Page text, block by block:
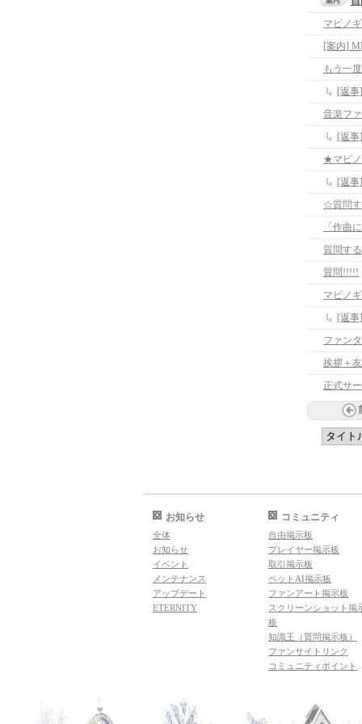
マビノ
[案内]
もう一
[返
音楽フ
[返
★マビ
[返
☆質問
質問す
質問!!!!!
マビノ
[返
ファン
挨拶＋
正式サ
お知らせ
全体
お知らせ
イベント
メンテナンス
アップデート
ETERNITY
コミュニティ
自由掲示板
プレイヤー掲示板
取引掲示板
ペットAI掲示板
ファンアート掲示板
スクリーンショット掲
板
知識王（質問掲示板）
ファンサイトリンク
コミュニティポイント